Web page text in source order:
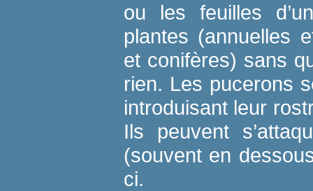
ou les feuilles
plantes (annuelles
et conifères) sans
rien. Les pucerons
introduisant leur
Ils peuvent
(souvent en
ci.